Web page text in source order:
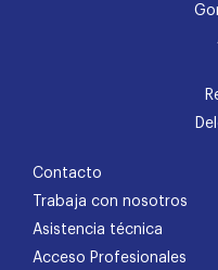
Contacto
Trabaja con nosotros
Asistencia técnica
Acceso Profesionales